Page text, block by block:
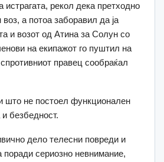
истрагата, рекол дека претходно
а потоа заборавил да ја
и возот од Атина за Солун со
на екипажот го пуштил на
спротивниот правец сообраќал
што не постоел функционален
безбедност.
дело телесни повреди и
поради сериозно невнимание,